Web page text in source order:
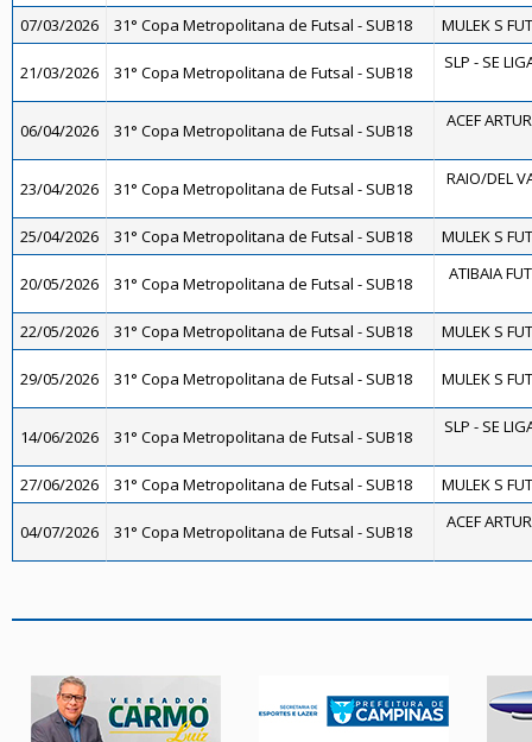
07/03/2026
31° Copa Metropolitana de Futsal - SUB18 MULEK S
21/03/2026 31° Copa Metropolitana de Futsal - SUB18 SLP - SE
06/04/2026 31° Copa Metropolitana de Futsal - SUB18 ACEF
23/04/2026 31° Copa Metropolitana de Futsal - SUB18 RAIO/DEL
25/04/2026 31° Copa Metropolitana de Futsal - SUB18 MULEK S
20/05/2026 31° Copa Metropolitana de Futsal - SUB18 ATIBAIA
22/05/2026 31° Copa Metropolitana de Futsal - SUB18 MULEK S
29/05/2026 31° Copa Metropolitana de Futsal - SUB18 MULEK S
14/06/2026 31° Copa Metropolitana de Futsal - SUB18 SLP - SE
27/06/2026 31° Copa Metropolitana de Futsal - SUB18 MULEK S
04/07/2026 31° Copa Metropolitana de Futsal - SUB18 ACEF